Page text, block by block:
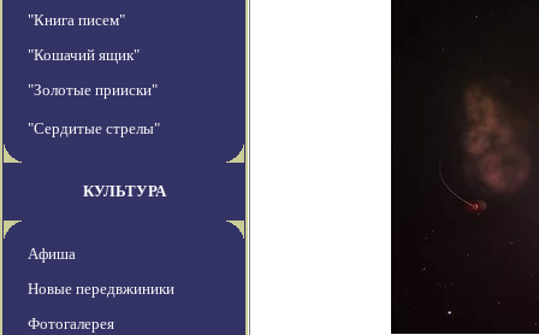
"Книга писем"
"Кошачий ящик"
"Золотые прииски"
"Сердитые стрелы"
КУЛЬТУРА
Афиша
Новые передвжиники
Фотогалерея